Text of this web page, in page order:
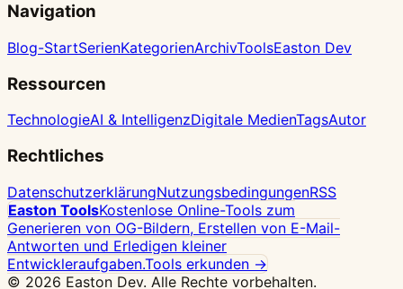
Navigation
Blog-StartSerienKategorienArchivToolsEaston Dev
Ressourcen
TechnologieAI & IntelligenzDigitale MedienTagsAutor
Rechtliches
DatenschutzerklärungNutzungsbedingungenRSS
Easton ToolsKostenlose Online-Tools zum
Generieren von OG-Bildern, Erstellen von E-Mail-
Antworten und Erledigen kleiner
Entwickleraufgaben.Tools erkunden →
© 2026 Easton Dev. Alle Rechte vorbehalten.